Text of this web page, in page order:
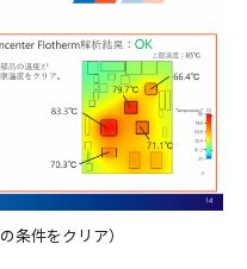
条件をクリア）